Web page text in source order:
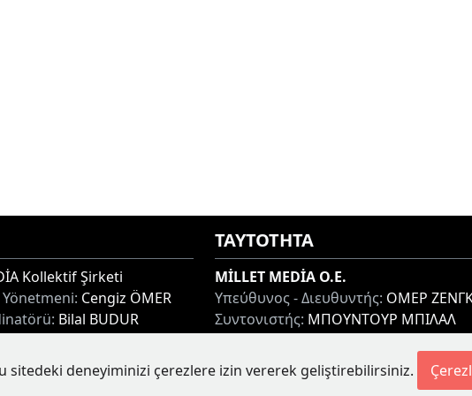
Kollektif Şirketi
Yönetmeni: Cengiz ÖMER
Bilal BUDUR
77968
ΤΑΥΤΟΤΗΤΑ
MİLLET MEDİA O.E.
Υπεύθυνος - Διευθυντής: ΟΜΕΡ
Συντονιστής: ΜΠΟΥΝΤΟΥΡ ΜΠΙΛΑΛ
Τηλ:
+30 25410 77968
Ηλ. Διεύθυνση:
info@milletgazetesi.gr
sitedeki deneyiminizi çerezlere izin vererek geliştirebilirsiniz.